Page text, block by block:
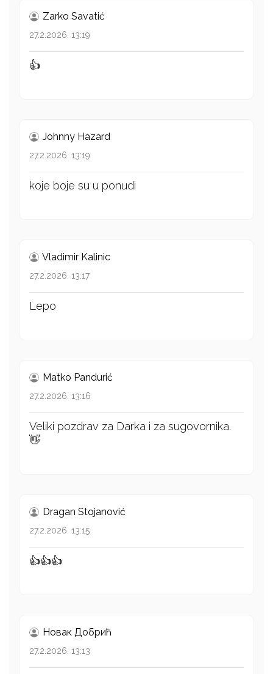
Zarko Savatić
27.2.2026. 13:19
👍
Johnny Hazard
27.2.2026. 13:19
koje boje su u ponudi
Vladimir Kalinic
27.2.2026. 13:17
Lepo
Matko Pandurić
27.2.2026. 13:16
Veliki pozdrav za Darka i za sugovornika.
👋
Dragan Stojanović
27.2.2026. 13:15
👍👍👍
Новак Добрић
27.2.2026. 13:13